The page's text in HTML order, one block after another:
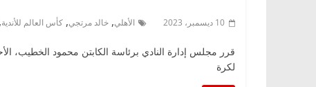
10 ديسمبر، 2023 الأهلي, خالد مرتجي, كأس العالم للأندية,
قرر مجلس إدارة النادي برئاسة الكابتن محمود الخطيب،
لكرة